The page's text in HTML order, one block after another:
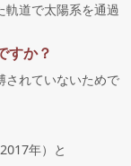
軌道で太陽系を通過
すか？
されていないためで
年）と